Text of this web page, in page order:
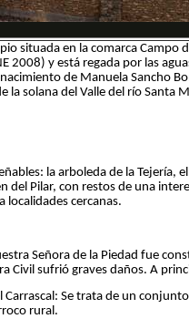
situada en la comarca Campo
2008) y está regada por las
de Manuela Sancho
la solana del Valle del río Santa
la arboleda de la Tejería,
del Pilar, con restos de una
localidades cercanas.
Señora de la Piedad fue
Civil sufrió graves daños. A
Se trata de un
rural.